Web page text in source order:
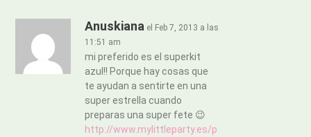
Anuskiana el Feb 7, 2013 a las
11:51 am
mi preferido es el superkit
azul!! Porque hay cosas que
te ayudan a sentirte en una
super estrella cuando
preparas una super fete 😉
http://www.mylittleparty.es/p